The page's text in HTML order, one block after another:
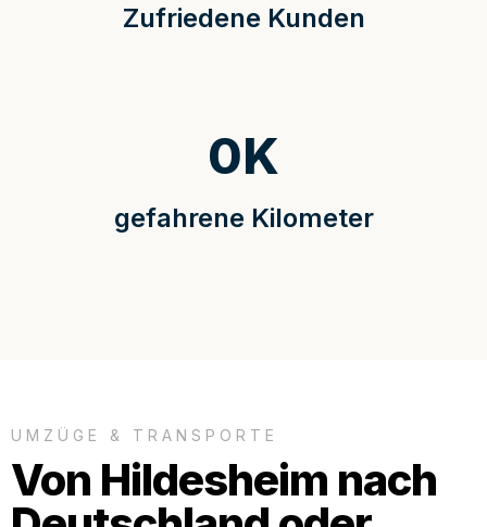
Zufriedene Kunden
gefahrene Kilometer
0K
UMZÜGE & TRANSPORTE
Von Hildesheim nach